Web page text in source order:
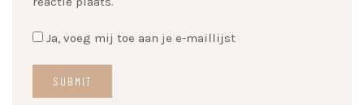
Ja, voeg mij toe aan je e-maillijst